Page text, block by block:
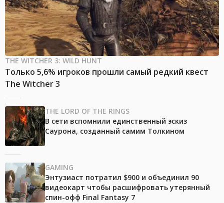
THE WITCHER 3: WILD HUNT
Только 5,6% игроков прошли самый редкий квест
The Witcher 3
THE LORD OF THE RINGS
В сети вспомнили единственный эскиз
Саурона, созданный самим Толкином
GAMING
Энтузиаст потратил $900 и объединил 90
видеокарт чтобы расшифровать утерянный
спин-офф Final Fantasy 7